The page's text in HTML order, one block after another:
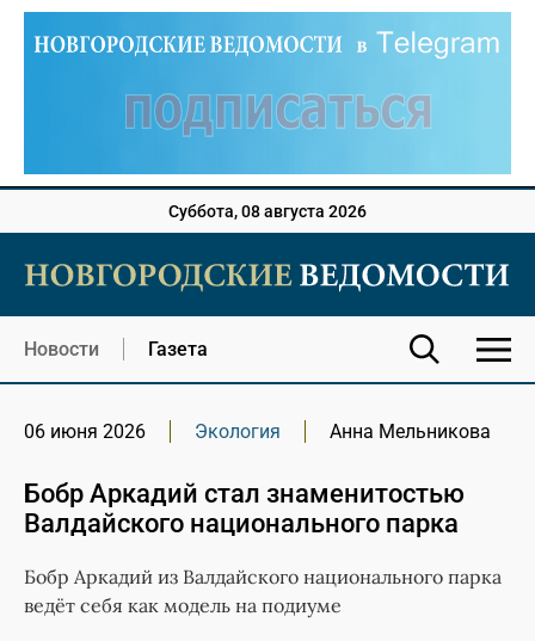
Суббота, 08 августа 2026
Новости Газета
06 июня 2026 Экология Анна Мельникова
Бобр Аркадий стал знаменитостью
Валдайского национального парка
Бобр Аркадий из Валдайского национального парка
ведёт себя как модель на подиуме